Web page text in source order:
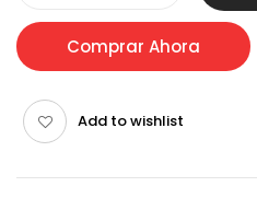
Comprar Ahora
Add to wishlist